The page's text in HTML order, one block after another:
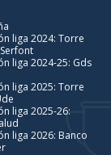
liga 2024: Torre
liga 2024-25: Gds
liga 2025: Torre
liga 2025-26:
liga 2026: Banco